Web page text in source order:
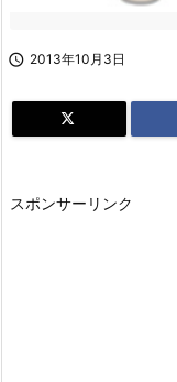
 2013年10月3日
スポンサーリンク